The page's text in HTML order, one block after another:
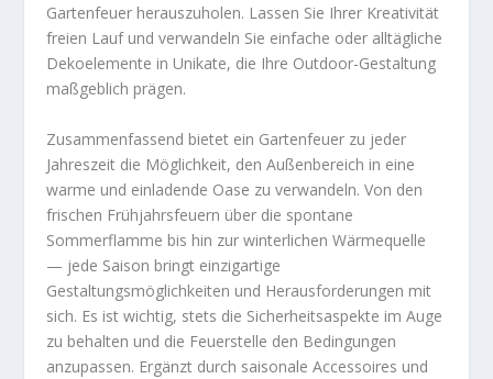
Gartenfeuer herauszuholen. Lassen Sie Ihrer Kreativität
freien Lauf und verwandeln Sie einfache oder alltägliche
Dekoelemente in Unikate, die Ihre Outdoor-Gestaltung
maßgeblich prägen.
Zusammenfassend bietet ein Gartenfeuer zu jeder
Jahreszeit die Möglichkeit, den Außenbereich in eine
warme und einladende Oase zu verwandeln. Von den
frischen Frühjahrsfeuern über die spontane
Sommerflamme bis hin zur winterlichen Wärmequelle
— jede Saison bringt einzigartige
Gestaltungsmöglichkeiten und Herausforderungen mit
sich. Es ist wichtig, stets die Sicherheitsaspekte im Auge
zu behalten und die Feuerstelle den Bedingungen
anzupassen. Ergänzt durch saisonale Accessoires und